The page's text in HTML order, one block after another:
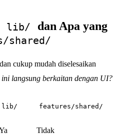
lib/
dan Apa yang
shared/
cukup mudah diselesaikan
ini langsung berkaitan dengan UI?
lib/ features/shared/
Tidak